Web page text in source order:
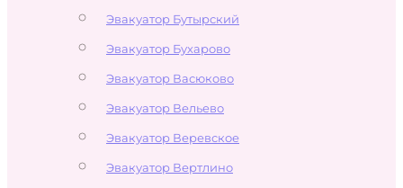
Эвакуатор Бутырский
Эвакуатор Бухарово
Эвакуатор Васюково
Эвакуатор Вельево
Эвакуатор Веревское
Эвакуатор Вертлино